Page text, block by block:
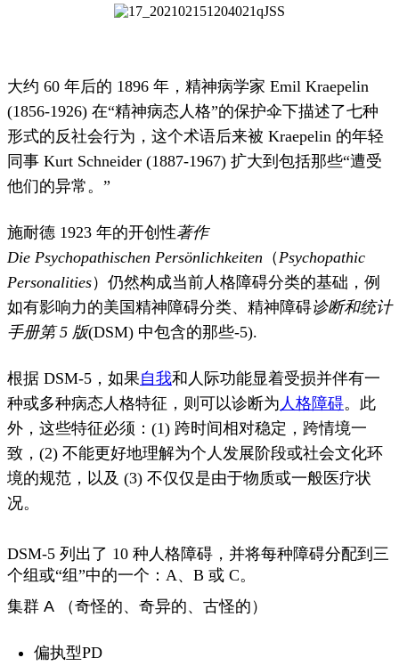
大约 60 年后的 1896 年，精神病学家 Emil Kraepelin
(1856-1926) 在“精神病态 人格”的保护伞下描述了七种
形式的反社会行为 ，这个术语后来被 Kraepelin 的年轻
同事 Kurt Schneider (1887-1967) 扩大到包括那些“遭受
他们的异常。”
施耐德 1923 年的开创性著作
Die Psychopathischen Persönlichkeiten （Psychopathic
Personalities）仍然构成当前人格障碍分类的基础 ，例
如有影响力的美国精神障碍分类、精神障碍诊断和统计
手册第 5 版(DSM) 中包含的那些-5).
根据 DSM-5，如果自我和人际功能显着受损并伴有一
种或多种病态人格特征，则可以诊断为 人格障碍。 此
外，这些特征必须：(1) 跨时间相对稳定，跨情境一
致，(2) 不能更好地理解为个人发展阶段或社会文化环
境的规范，以及 (3) 不仅仅是由于物质或一般医疗状
况。
DSM-5 列出了 10 种人格障碍，并将每种障碍分配到三
个组或“组”中的一个：A、B 或 C。
集群 A
（奇怪的、奇异的、古怪的）
偏执型PD